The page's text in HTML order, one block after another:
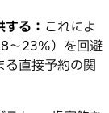
る： これによ
〜23%）を回避
直接予約の関